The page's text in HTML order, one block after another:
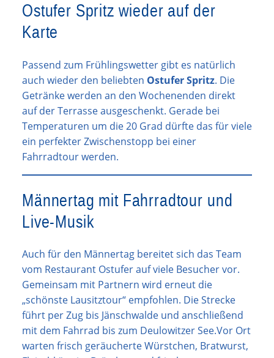
Ostufer Spritz wieder auf der
Karte
Passend zum Frühlingswetter gibt es natürlich
auch wieder den beliebten Ostufer Spritz. Die
Getränke werden an den Wochenenden direkt
auf der Terrasse ausgeschenkt. Gerade bei
Temperaturen um die 20 Grad dürfte das für viele
ein perfekter Zwischenstopp bei einer
Fahrradtour werden.
Männertag mit Fahrradtour und
Live-Musik
Auch für den Männertag bereitet sich das Team
vom Restaurant Ostufer auf viele Besucher vor.
Gemeinsam mit Partnern wird erneut die
„schönste Lausitztour“ empfohlen. Die Strecke
führt per Zug bis Jänschwalde und anschließend
mit dem Fahrrad bis zum Deulowitzer See.Vor Ort
warten frisch geräucherte Würstchen, Bratwurst,